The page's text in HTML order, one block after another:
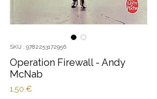
SKU : 9782253172956
Operation Firewall - Andy
McNab
1,50 €Prix